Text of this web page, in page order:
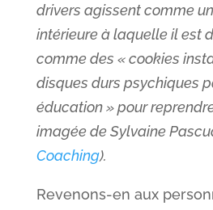
drivers agissent comme
intérieure à laquelle il est
comme des « cookies
disques durs psychiques
éducation » pour
imagée de Sylvaine
Coaching).
Revenons-en aux